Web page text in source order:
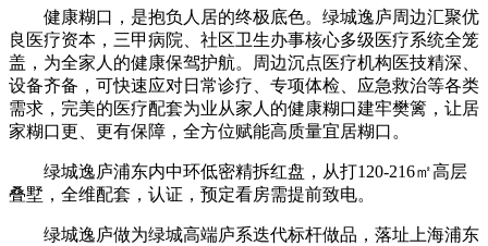
健康糊口，是抱负人居的终极底色。绿城逸庐周边汇聚优
良医疗资本，三甲病院、社区卫生办事核心多级医疗系统全笼
盖，为全家人的健康保驾护航。周边沉点医疗机构医技精深、
设备齐备，可快速应对日常诊疗、专项体检、应急救治等各类
需求，完美的医疗配套为业从家人的健康糊口建牢樊篱，让居
家糊口更、更有保障，全方位赋能高质量宜居糊口。
绿城逸庐浦东内中环低密精拆红盘，从打120-216㎡高层
叠墅，全维配套，认证，预定看房需提前致电。
绿城逸庐做为绿城高端庐系迭代标杆做品，落址上海浦东